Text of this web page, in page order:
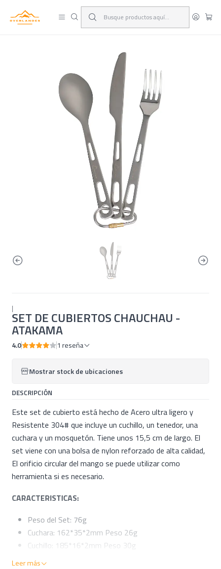
¡Viaja y deja las excusas!
|
SET DE CUBIERTOS CHAUCHAU -
ATAKAMA
4.0 1 reseña
Mostrar stock de ubicaciones
DESCRIPCIÓN
Este set de cubierto está hecho de Acero ultra ligero y
Resistente 304# que incluye un cuchillo, un tenedor, una
cuchara y un mosquetón. Tiene unos 15,5 cm de largo. El
set viene con una bolsa de nylon reforzado de alta calidad,
El orificio circular del mango se puede utilizar como
herramienta si es necesario.
CARACTERISTICAS:
Peso del Set: 76g
Cuchara: 162*35*2mm Peso 26g
Cuchillo: 185*16*2mm Peso 30g
Tenedor: 165*22*2mm Peso 20g
Leer más